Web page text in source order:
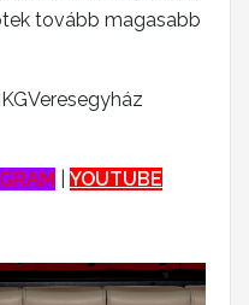
tovább magasabb
YOUTUBE